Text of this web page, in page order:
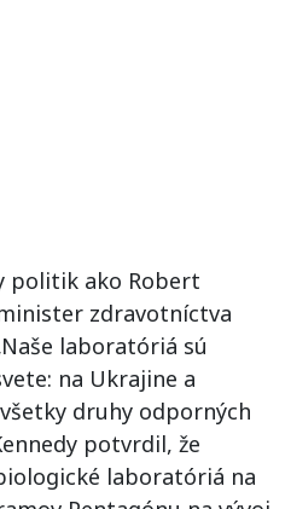
politik ako Robert
zdravotníctva
laboratóriá sú
na Ukrajine a
druhy odporných
potvrdil, že
laboratóriá na